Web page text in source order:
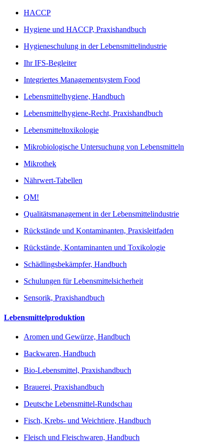
HACCP
Hygiene und HACCP, Praxishandbuch
Hygieneschulung in der Lebensmittelindustrie
Ihr IFS-Begleiter
Integriertes Managementsystem Food
Lebensmittelhygiene, Handbuch
Lebensmittelhygiene-Recht, Praxishandbuch
Lebensmitteltoxikologie
Mikrobiologische Untersuchung von Lebensmitteln
Mikrothek
Nährwert-Tabellen
QM!
Qualitätsmanagement in der Lebensmittelindustrie
Rückstände und Kontaminanten, Praxisleitfaden
Rückstände, Kontaminanten und Toxikologie
Schädlingsbekämpfer, Handbuch
Schulungen für Lebensmittelsicherheit
Sensorik, Praxishandbuch
Lebensmittelproduktion
Aromen und Gewürze, Handbuch
Backwaren, Handbuch
Bio-Lebensmittel, Praxishandbuch
Brauerei, Praxishandbuch
Deutsche Lebensmittel-Rundschau
Fisch, Krebs- und Weichtiere, Handbuch
Fleisch und Fleischwaren, Handbuch